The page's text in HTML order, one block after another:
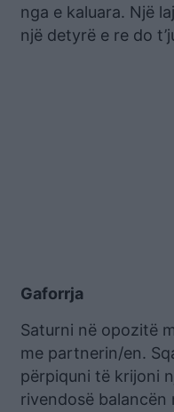
nga e kaluara. Një
një detyrë e re do
Gaforrja
Saturni në opozitë
me partnerin/en.
përpiquni të krijoni
rivendosë